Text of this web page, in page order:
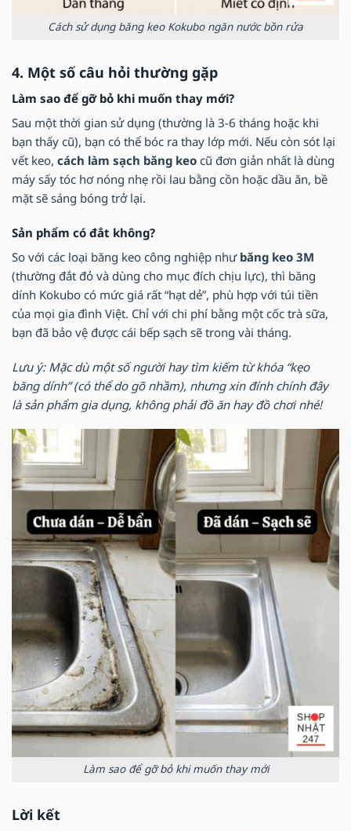
Cách sử dụng băng keo Kokubo ngăn nước bồn rửa
4. Một số câu hỏi thường gặp
Làm sao để gỡ bỏ khi muốn thay mới?
Sau một thời gian sử dụng (thường là 3-6 tháng hoặc khi
bạn thấy cũ), bạn có thể bóc ra thay lớp mới. Nếu còn sót lại
vết keo, cách làm sạch băng keo cũ đơn giản nhất là dùng
máy sấy tóc hơ nóng nhẹ rồi lau bằng cồn hoặc dầu ăn, bề
mặt sẽ sáng bóng trở lại.
Sản phẩm có đắt không?
So với các loại băng keo công nghiệp như băng keo 3M
(thường đắt đỏ và dùng cho mục đích chịu lực), thì băng
dính Kokubo có mức giá rất “hạt dẻ”, phù hợp với túi tiền
của mọi gia đình Việt. Chỉ với chi phí bằng một cốc trà sữa,
bạn đã bảo vệ được cái bếp sạch sẽ trong vài tháng.
Lưu ý: Mặc dù một số người hay tìm kiếm từ khóa “kẹo
băng dính” (có thể do gõ nhầm), nhưng xin đính chính đây
là sản phẩm gia dụng, không phải đồ ăn hay đồ chơi nhé!
Làm sao để gỡ bỏ khi muốn thay mới
Lời kết